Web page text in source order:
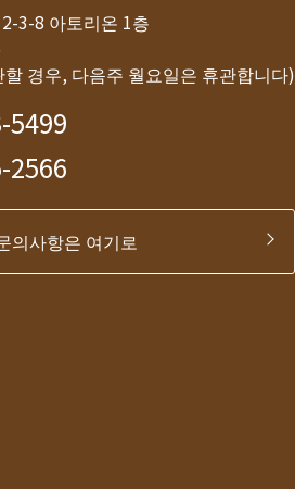
3-8 아토리온 1층
경우, 다음주 월요일은 휴관합니다)
5499
2566
의사항은 여기로